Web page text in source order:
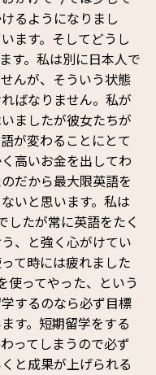
るようになりまし
ます。そしてどうし
す。私は別に日本人で
んが、そういう状態
ばなりません。私が
ましたが彼女たちが
が変わることにとて
高いお金を出してわ
だから最大限英語を
いと思います。私は
したが常に英語をたく
、と強く心がけてい
て時には疲れました
使ってやった、という
するのなら必ず目標
す。短期留学をする
ってしまうので必ず
と成果が上げられる